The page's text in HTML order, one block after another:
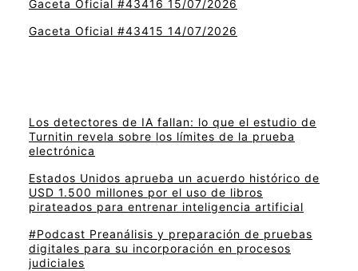
Gaceta Oficial #43416 15/07/2026
Gaceta Oficial #43415 14/07/2026
Los detectores de IA fallan: lo que el estudio de
Turnitin revela sobre los límites de la prueba
electrónica
Estados Unidos aprueba un acuerdo histórico de
USD 1.500 millones por el uso de libros
pirateados para entrenar inteligencia artificial
#Podcast Preanálisis y preparación de pruebas
digitales para su incorporación en procesos
judiciales